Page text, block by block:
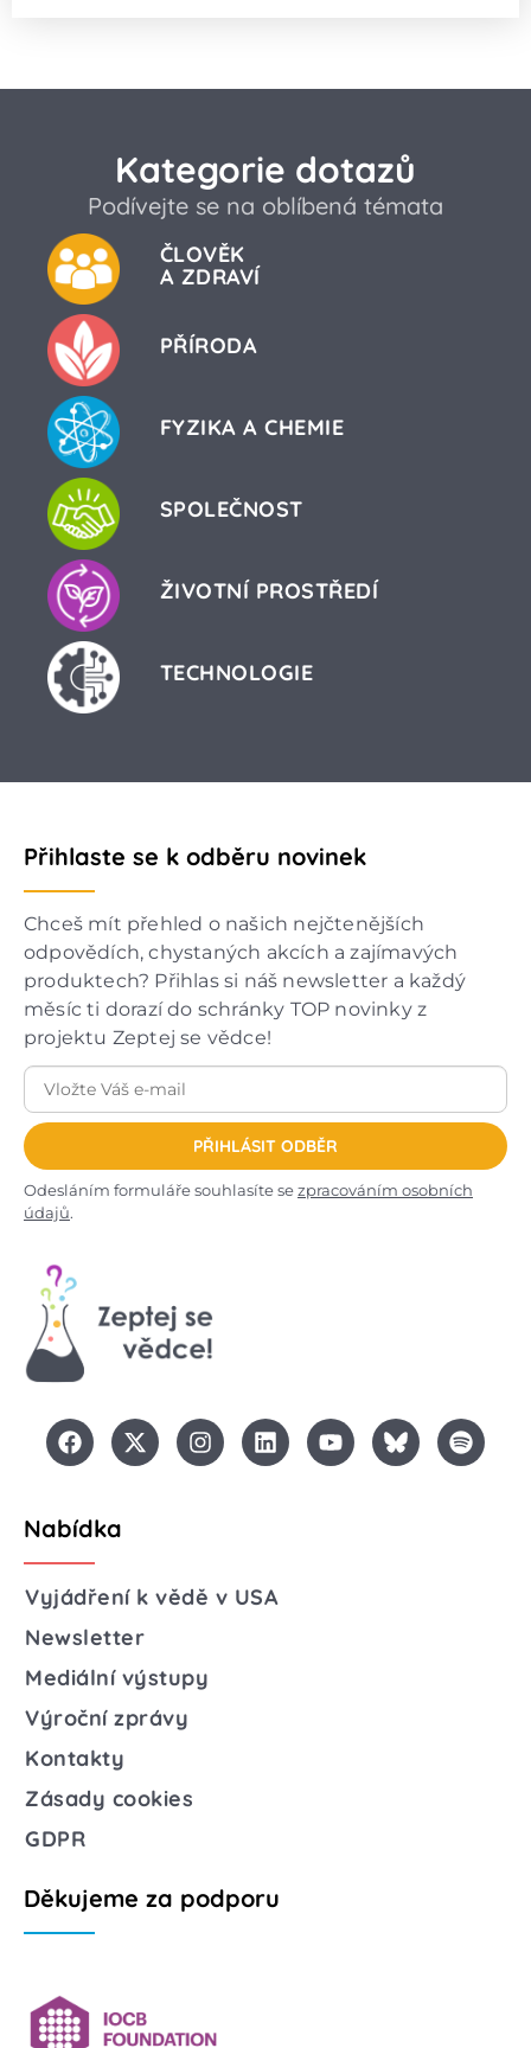
Kategorie dotazů
Podívejte se na oblíbená témata
ČLOVĚK
A ZDRAVÍ
PŘÍRODA
FYZIKA A CHEMIE
SPOLEČNOST
ŽIVOTNÍ PROSTŘEDÍ
TECHNOLOGIE
Přihlaste se k odběru novinek
Chceš mít přehled o našich nejčtenějších
odpovědích, chystaných akcích a zajímavých
produktech? Přihlas si náš newsletter a každý
měsíc ti dorazí do schránky TOP novinky z
projektu Zeptej se vědce!
PŘIHLÁSIT ODBĚR
Odesláním formuláře souhlasíte sezpracováním osobních
údajů.
Nabídka
Vyjádření k vědě v USA
Newsletter
Mediální výstupy
Výroční zprávy
Kontakty
Zásady cookies
GDPR
Děkujeme za podporu